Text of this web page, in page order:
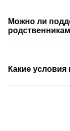
Можно ли
Какие